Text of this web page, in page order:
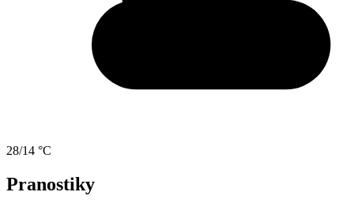
28/14 °C
Pranostiky